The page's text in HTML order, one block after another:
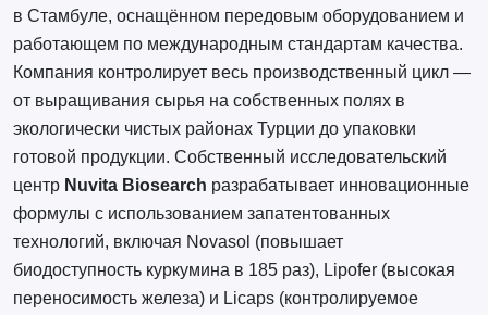
в Стамбуле, оснащённом передовым оборудованием и
работающем по международным стандартам качества.
Компания контролирует весь производственный цикл —
от выращивания сырья на собственных полях в
экологически чистых районах Турции до упаковки
готовой продукции. Собственный исследовательский
центр Nuvita Biosearch разрабатывает инновационные
формулы с использованием запатентованных
технологий, включая Novasol (повышает
биодоступность куркумина в 185 раз), Lipofer (высокая
переносимость железа) и Licaps (контролируемое